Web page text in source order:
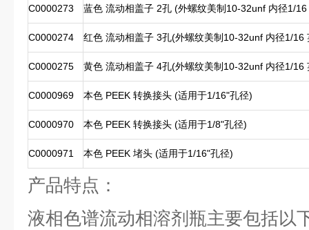
C0000273 蓝色 流动相盖子 2孔 (外螺纹美制10-32unf 内径1/
C0000274 红色 流动相盖子 3孔(外螺纹美制10-32unf 内径1/16
C0000275 黄色 流动相盖子 4孔(外螺纹美制10-32unf 内径1/16
C0000969 本色 PEEK 转换接头 (适用于1/16"孔径)
C0000970 本色 PEEK 转换接头 (适用于1/8"孔径)
C0000971 本色 PEEK 堵头 (适用于1/16"孔径)
产品特点：
液相色谱流动相溶剂瓶主要包括以